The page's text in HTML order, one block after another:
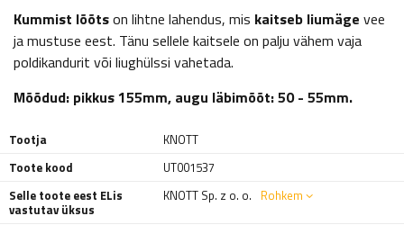
Kummist lõõtson lihtne lahendus, mis kaitseb liumäge vee
ja mustuse eest. Tänu sellele kaitsele on palju vähem vaja
poldikandurit või liughülssi vahetada.
Mõõdud: pikkus 155mm, augu läbimõõt: 50 - 55mm.
Tootja
KNOTT
Toote kood
UT001537
Selle toote eest ELis
vastutav üksus
KNOTT Sp. z o. o. Rohkem